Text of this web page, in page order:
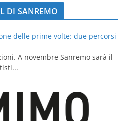
DI SANREMO
delle prime volte: due percorsi
A novembre Sanremo sarà il